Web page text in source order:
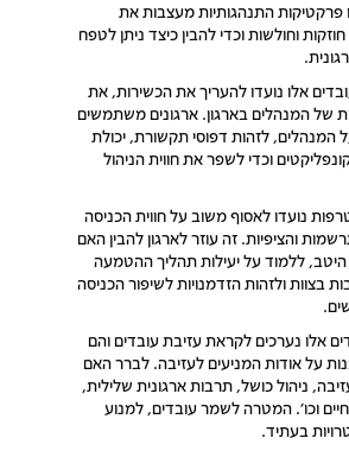
פרקטיקות התנהגותיות מעצבות את
וחולשות וכדי להבין כיצד ניתן לטפח
אלו נועדו להעריך את הכשירות, את
של המנהלים בארגון. ארגונים משתמשים
המנהלים, לזהות דפוסי תקשורת, יכולת
וכדי לשפר את חווית הניהול
נועדו לאסוף משוב על חווית הכניסה
והציפיות. זה עוזר לארגון להבין האם
היטב, ללמוד על יעילות תהליך ההטמעה
בצוות ולזהות הזדמנויות לשיפור הכניסה
אלו נערכים לקראת עזיבת עובדים והם
על אודות המניעים לעזיבה. לברר האם
ניהול כושל, תרבות ארגונית שלילית,
וכו'. המטרה לשמר עובדים, למנוע
בעתיד.